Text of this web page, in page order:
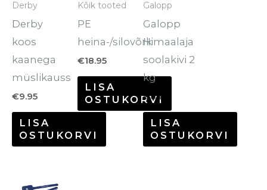
Derby
Derby
koos
kaanega
müslikauss
€9.95
LISA
OSTUKORVI
Kõik tooted
PE
heina-/silovõrk
€18.95
LISA
OSTUKORVI
Galopp
Galopp
Himaalaja
soolakivi 2
kg
€8.10
LISA
OSTUKORVI